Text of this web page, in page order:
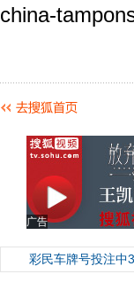
china-
广告
彩民车牌号投注中